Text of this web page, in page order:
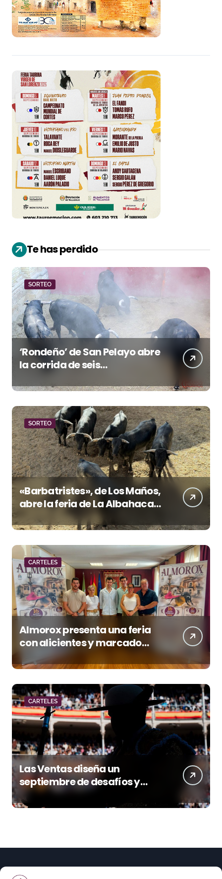
Te has perdido
SORTEO
‘Rondeño’ de San Pelayo abre
la corrida de seis
Santa María esta noche
SORTEO
«Barbatristes», de Los Maños,
abre la feria de La Albahaca
de Huesca
CARTELES
Almorox presenta una feria
con alicientes y marcado
acento torista
CARTELES
Las Ventas diseña un
septiembre de desafíos y
variedad ganadera